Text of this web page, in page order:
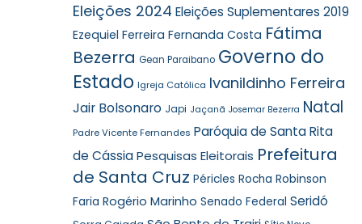
Eleições 2024 Eleições Suplementares 2019
Ezequiel Ferreira Fernanda Costa Fátima
Bezerra Gean Paraibano Governo do
Estado Igreja Católica Ivanildinho Ferreira
Jair Bolsonaro Japi Jaçanã Josemar Bezerra Natal
Padre Vicente Fernandes Paróquia de Santa Rita
de Cássia Pesquisas Eleitorais Prefeitura
de Santa Cruz Péricles Rocha Robinson
Faria Rogério Marinho Senado Federal Seridó